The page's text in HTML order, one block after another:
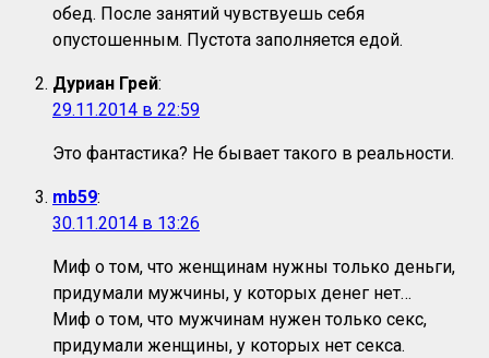
обед. После занятий чувствуешь себя
опустошенным. Пустота заполняется едой.
Дуриан Грей:
29.11.2014 в 22:59
Это фантастика? Не бывает такого в реальности.
mb59:
30.11.2014 в 13:26
Миф о том, что женщинам нужны только деньги,
придумали мужчины, у которых денег нет…
Миф о том, что мужчинам нужен только секс,
придумали женщины, у которых нет секса.